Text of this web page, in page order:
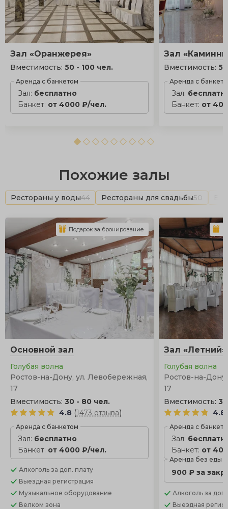
Зал «Оранжерея»
Вместимость: 50 - 100 чел.
Аренда с банкетом
Зал: бесплатно
Банкет: от 4000 ₽/чел.
Зал
Вместимость:
Аренда с
Зал:
Банкет: от
Похожие залы
Рестораны у воды44 Рестораны для свадьбы50
Основной зал
Голубая волна
Ростов-на-Дону, ул. Левобережная,
17
Вместимость: 30 - 80 чел.
4.8 (1473 отзыва)
Аренда с банкетом
Зал: бесплатно
Банкет: от 4000 ₽/чел.
Алкоголь за доп. плату
Выездная регистрация
Музыкальное оборудование
Велком зона
Подарок за бронирование
Зал «Летний»
Голубая волна
Ростов-на-
17
Вместимость:
4.8
Аренда с
Зал:
Банкет: от
Аренда без еды
900 ₽ за
Алкоголь за
Выездная